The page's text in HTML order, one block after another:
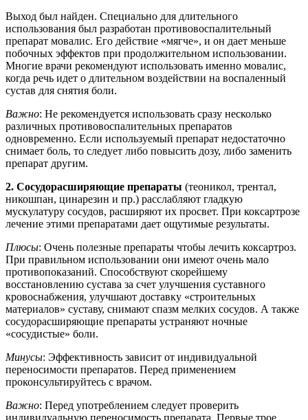
Выход был найден. Специально для длительного
использования был разработан противовоспалительный
препарат мовалис. Его действие «мягче», и он дает меньше
побочных эффектов при продолжительном использовании.
Многие врачи рекомендуют использовать именно мовалис,
когда речь идет о длительном воздействии на воспаленный
сустав для снятия боли.
Важно: Не рекомендуется использовать сразу несколько
различных противовоспалительных препаратов
одновременно. Если используемый препарат недостаточно
снимает боль, то следует либо повысить дозу, либо заменить
препарат другим.
2. Сосудорасширяющие препараты (теоникол, трентал,
никошпан, цинарезин и пр.) расслабляют гладкую
мускулатуру сосудов, расширяют их просвет. При коксартрозе
лечение этими препаратами дает ощутимые результаты.
Плюсы: Очень полезные препараты чтобы лечить коксартроз.
При правильном использовании они имеют очень мало
противопоказаний. Способствуют скорейшему
восстановлению сустава за счет улучшения суставного
кровоснабжения, улучшают доставку «строительных
материалов» суставу, снимают спазм мелких сосудов. А также
сосудорасширяющие препараты устраняют ночные
«сосудистые» боли.
Минусы: Эффективность зависит от индивидуальной
переносимости препаратов. Перед применением
проконсультируйтесь с врачом.
Важно: Перед употреблением следует проверить